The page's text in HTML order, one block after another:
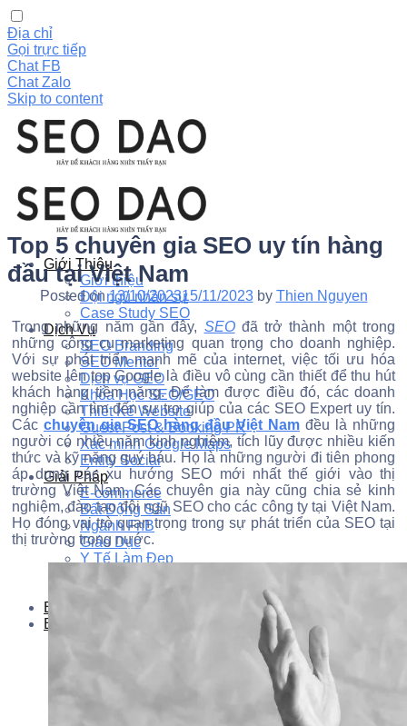
Địa chỉ
Gọi trực tiếp
Chat FB
Chat Zalo
Skip to content
Giới Thiệu
Giới thiệu
Đội ngũ nhân sự
Case Study SEO
Dịch Vụ
SEO Branding
SEO Mentor
Dịch vụ GEO
Khóa Học SEO/GEO
Thiết Kế Website
Guest Post & Booking PR
Xác minh Google Maps
Entity Social
Giải Pháp
E-commerce
Bất Động Sản
Ngành FnB
Giáo Dục
Y Tế Làm Đẹp
Du lịch & Khách sạn
Báo Giá
Blog
SEO Onpage
Top 5 chuyên gia SEO uy tín hàng
đầu tại Việt Nam
Posted on13/10/202315/11/2023by Thien Nguyen
Trong những năm gần đây, SEOđã trở thành một trong
những công cụ marketing quan trọng cho doanh nghiệp.
Với sự phát triển mạnh mẽ của internet, việc tối ưu hóa
website lên top Google là điều vô cùng cần thiết để thu hút
khách hàng tiềm năng. Để làm được điều đó, các doanh
nghiệp cần tìm đến sự trợ giúp của các SEO Expert uy tín.
Các chuyên gia SEO hàng đầu Việt Nam đều là những
người có nhiều năm kinh nghiệm, tích lũy được nhiều kiến
thức và kỹ năng quý báu. Họ là những người đi tiên phong
áp dụng các xu hướng SEO mới nhất thế giới vào thị
trường Việt Nam. Các chuyên gia này cũng chia sẻ kinh
nghiệm, đào tạo đội ngũ SEO cho các công ty tại Việt Nam.
Họ đóng vai trò quan trọng trong sự phát triển của SEO tại
thị trường trong nước.